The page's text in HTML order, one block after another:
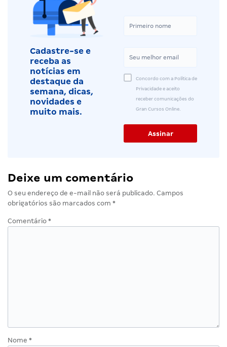
Cadastre-se e
receba as
notícias em
destaque da
semana, dicas,
novidades e
muito mais.
Concordo com a Política de
Privacidade e aceito
receber comunicações do
Gran Cursos Online.
Deixe um comentário
O seu endereço de e-mail não será publicado. Campos
obrigatórios são marcados com *
Comentário *
Nome *